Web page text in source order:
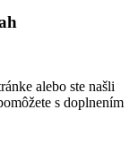
alebo ste našli
s doplnením